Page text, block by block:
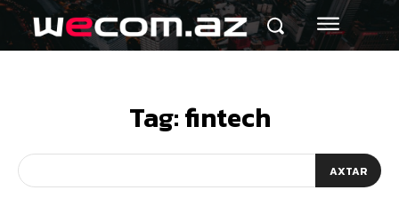
Tag:fintech
AXTAR